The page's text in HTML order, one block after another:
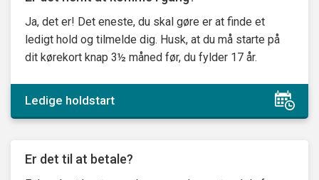
Ja, det er! Det eneste, du skal gøre er at finde et
ledigt hold og tilmelde dig. Husk, at du må starte på
dit kørekort knap 3½ måned før, du fylder 17 år.
Ledige holdstart
Er det til at betale?